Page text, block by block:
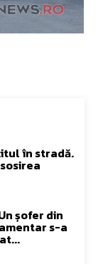
în stradă.
șofer din
s-a